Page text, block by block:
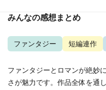
みんなの感想まとめ
ファンタジー 短編連作
ファンタジーとロマンが絶妙
さが魅力です。作品全体を通